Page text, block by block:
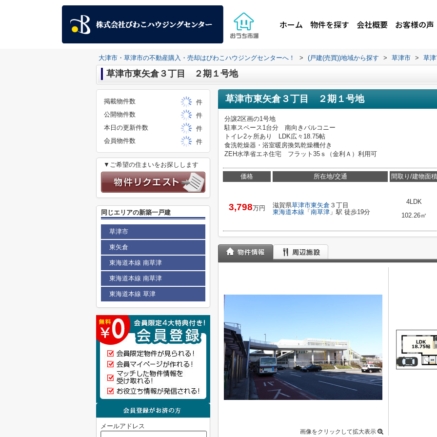
ホーム 物件を探す 会社概要 お客様の声
大津市・草津市の不動産購入・売却はびわこハウジングセンターへ！ > (戸建(売買))地域から探す > 草津市 > 草
草津市東矢倉３丁目 ２期１号地
草津市東矢倉３丁目 ２期１号地
分譲2区画の1号地
駐車スペース1台分 南向きバルコニー
トイレ2ヶ所あり LDK広々18.75帖
食洗乾燥器・浴室暖房換気乾燥機付き
ZEH水準省エネ住宅 フラット35ｓ（金利Ａ）利用可
価格
3,798万円
所在地/交通
滋賀県草津市東矢倉 ３丁目
東海道本線 「 南草津 」駅 徒歩19分
間取り/建物面積
4LDK
102.26㎡
画像をクリックして拡大表示
掲載物件数
件
公開物件数
件
本日の更新件数
件
会員物件数
件
▼ご希望の住まいをお探しします
同じエリアの新築一戸建
草津市
東矢倉
東海道本線 南草津
東海道本線 南草津
東海道本線 草津
メールアドレス